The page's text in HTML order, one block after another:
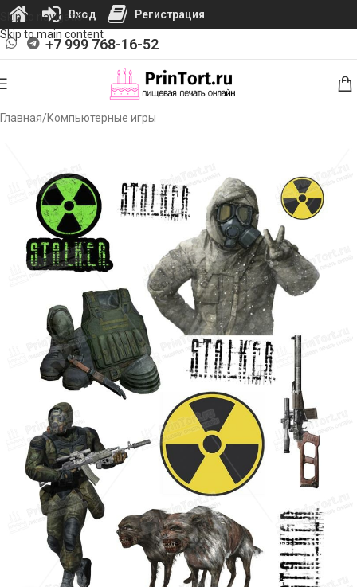
Skip to navigation
Skip to main content
+7 999 768-16-52
Главная/Компьютерные игры
Вход Регистрация